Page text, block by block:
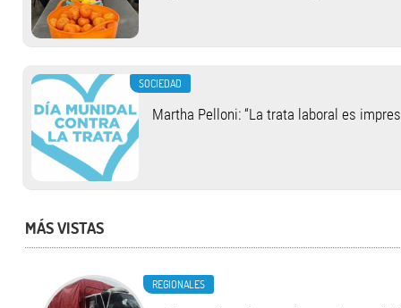
SOCIEDAD
Martha Pelloni: “La trata laboral es
MÁS VISTAS
REGIONALES